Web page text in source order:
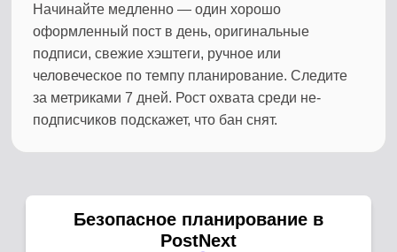
Начинайте медленно — один хорошо
оформленный пост в день, оригинальные
подписи, свежие хэштеги, ручное или
человеческое по темпу планирование. Следите
за метриками 7 дней. Рост охвата среди не-
подписчиков подскажет, что бан снят.
Безопасное планирование в
PostNext